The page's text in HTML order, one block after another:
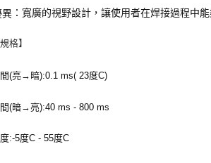
：寬廣的視野設計，讓使用者在焊接過程中
格】
(亮→暗):0.1 ms( 23度C)
(暗→亮):40 ms - 800 ms
:-5度C - 55度C